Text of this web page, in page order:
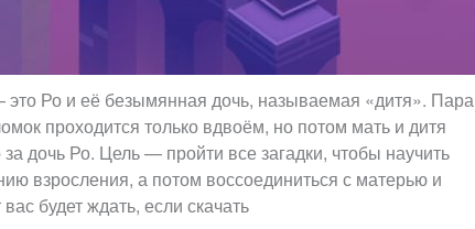
Ро и её безымянная дочь, называемая «дитя». Пара
проходится только вдвоём, но потом мать и дитя
дочь Ро. Цель — пройти все загадки, чтобы научить
взросления, а потом воссоединиться с матерью и
будет ждать, если скачать